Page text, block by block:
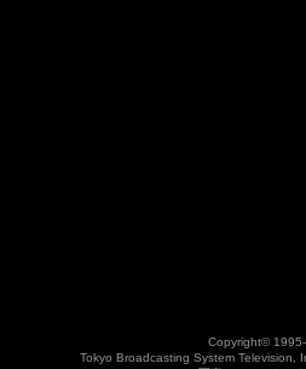
Copyright©1995-
Tokyo Broadcasting System